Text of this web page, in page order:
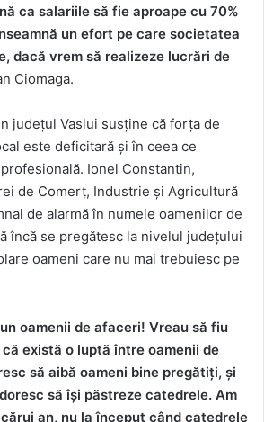
ca salariile să fie aproape cu 70%
un efort pe care societatea
dacă vrem să realizeze lucrări de
Ciomaga.
județul Vaslui susține că forța de
este deficitară și în ceea ce
Ionel Constantin,
de Comerț, Industrie și Agricultură
de alarmă în numele oamenilor de
încă se pregătesc la nivelul județului
oameni care nu mai trebuiesc pe
oamenii de afaceri! Vreau să fiu
există o luptă între oamenii de
să aibă oameni bine pregătiți, și
să își păstreze catedrele. Am
an, nu la început când catedrele